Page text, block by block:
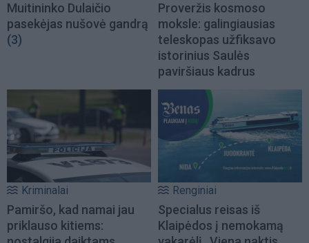
Muitininko Dulaičio
pasekėjas nušovė gandrą
(3)
Proveržis kosmoso
moksle: galingiausias
teleskopas užfiksavo
istorinius Saulės
paviršiaus kadrus
Kriminalai
Pamiršo, kad namai jau
priklauso kitiems:
Renginiai
Specialus reisas iš
Klaipėdos į nemokamą